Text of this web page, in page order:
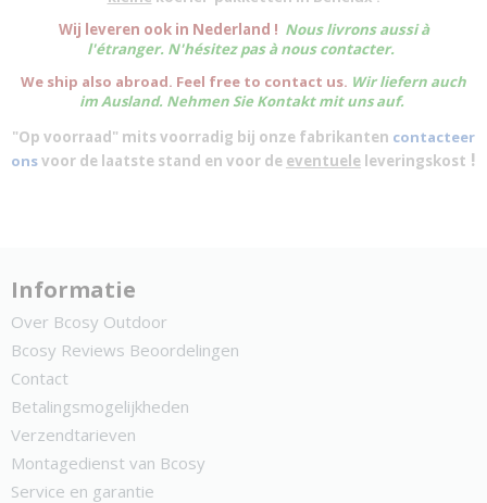
Wij leveren ook in Nederland ! Nous livrons aussi à
l'étranger. N'hésitez pas à nous contacter.
We ship also abroad. Feel free to contact us. Wir liefern auch
im Ausland. Nehmen Sie Kontakt mit uns auf.
"Op voorraad" mits voorradig bij onze fabrikanten contacteer
onsvoor de laatste stand en voor de eventuele leveringskost !
Informatie
Over Bcosy Outdoor
Bcosy Reviews Beoordelingen
Contact
Betalingsmogelijkheden
Verzendtarieven
Montagedienst van Bcosy
Service en garantie